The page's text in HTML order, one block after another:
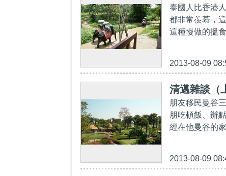
泰國人比香港
都非常羨慕，
這種慢做的搵
2013-08-09
清邁雜談（
朋友移民曼谷
朋吃頓飯、辦
經在他曼谷的
2013-08-09